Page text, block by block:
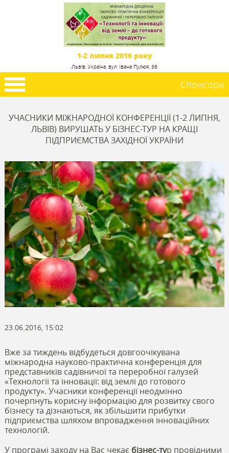
1-2 липня 2016 року
Львів, Україна, вул. Івана Пулюя, 36
Спонсори
УЧАСНИКИ МІЖНАРОДНОЇ КОНФЕРЕНЦІЇ (1-2 ЛИПНЯ,
ЛЬВІВ) ВИРУШАТЬ У БІЗНЕС-ТУР НА КРАЩІ
ПІДПРИЄМСТВА ЗАХІДНОЇ УКРАЇНИ
23.06.2016, 15:02
Вже за тиждень відбудеться довгоочікувана
міжнародна науково-практична конференція для
представників садівничої та переробної галузей
«Технології та інновації: від землі до готового
продукту». Учасники конференції неодмінно
почерпнуть корисну інформацію для розвитку свого
бізнесу та дізнаються, як збільшити прибутки
підприємства шляхом впровадження інноваційних
технологій.
У програмі заходу на Вас чекаєбізнес-тур провідними